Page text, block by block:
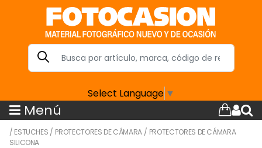
Select Language ▼
Menú
/ ESTUCHES / PROTECTORES DE CÁMARA/ PROTECTORES DE CÁMARA
SILICONA